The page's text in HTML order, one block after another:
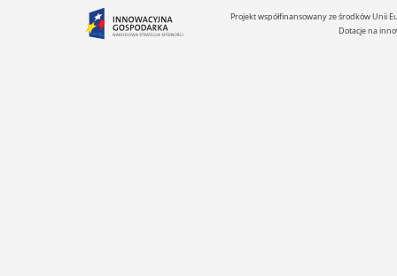
Projekt współfinansowany ze środków Unii
Dotacje na